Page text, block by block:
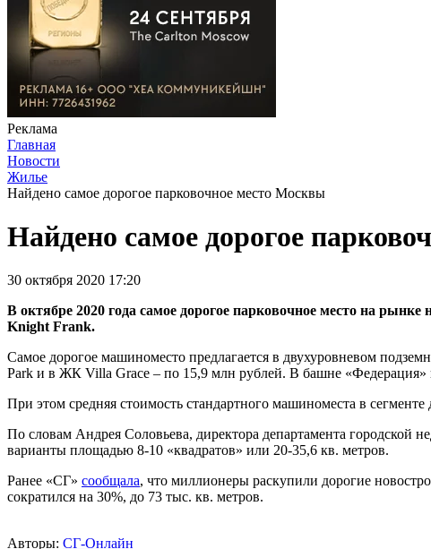
Реклама
Главная
Новости
Жилье
Найдено самое дорогое парковочное место Москвы
Найдено самое дорогое
30 октября 2020 17:20
В октябре 2020 года самое дорогое парковочное место на
Knight Frank.
Самое дорогое машиноместо предлагается в двухуровневом
Park и в ЖК Villa Grace – по 15,9 млн рублей. В башне
При этом средняя стоимость стандартного машиноместа в
По словам Андрея Соловьева, директора департамента городской
варианты площадью 8-10 «квадратов» или 20-35,6 кв. метров.
Ранее «СГ» сообщала, что миллионеры раскупили дорогие
сократился на 30%, до 73 тыс. кв. метров.
Авторы: СГ-Онлайн